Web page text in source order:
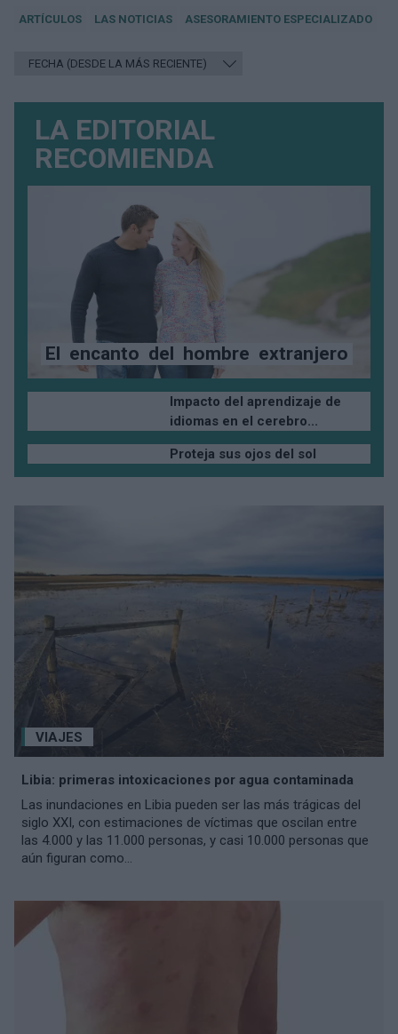
ARTÍCULOS LAS NOTICIAS ASESORAMIENTO ESPECIALIZADO
LA EDITORIAL
RECOMIENDA
El encanto del hombre extranjero
Impacto del aprendizaje de
idiomas en el cerebro...
Proteja sus ojos del sol
VIAJES
Libia: primeras intoxicaciones por agua contaminada
Las inundaciones en Libia pueden ser las más trágicas del
siglo XXI, con estimaciones de víctimas que oscilan entre
las 4.000 y las 11.000 personas, y casi 10.000 personas que
aún figuran como...